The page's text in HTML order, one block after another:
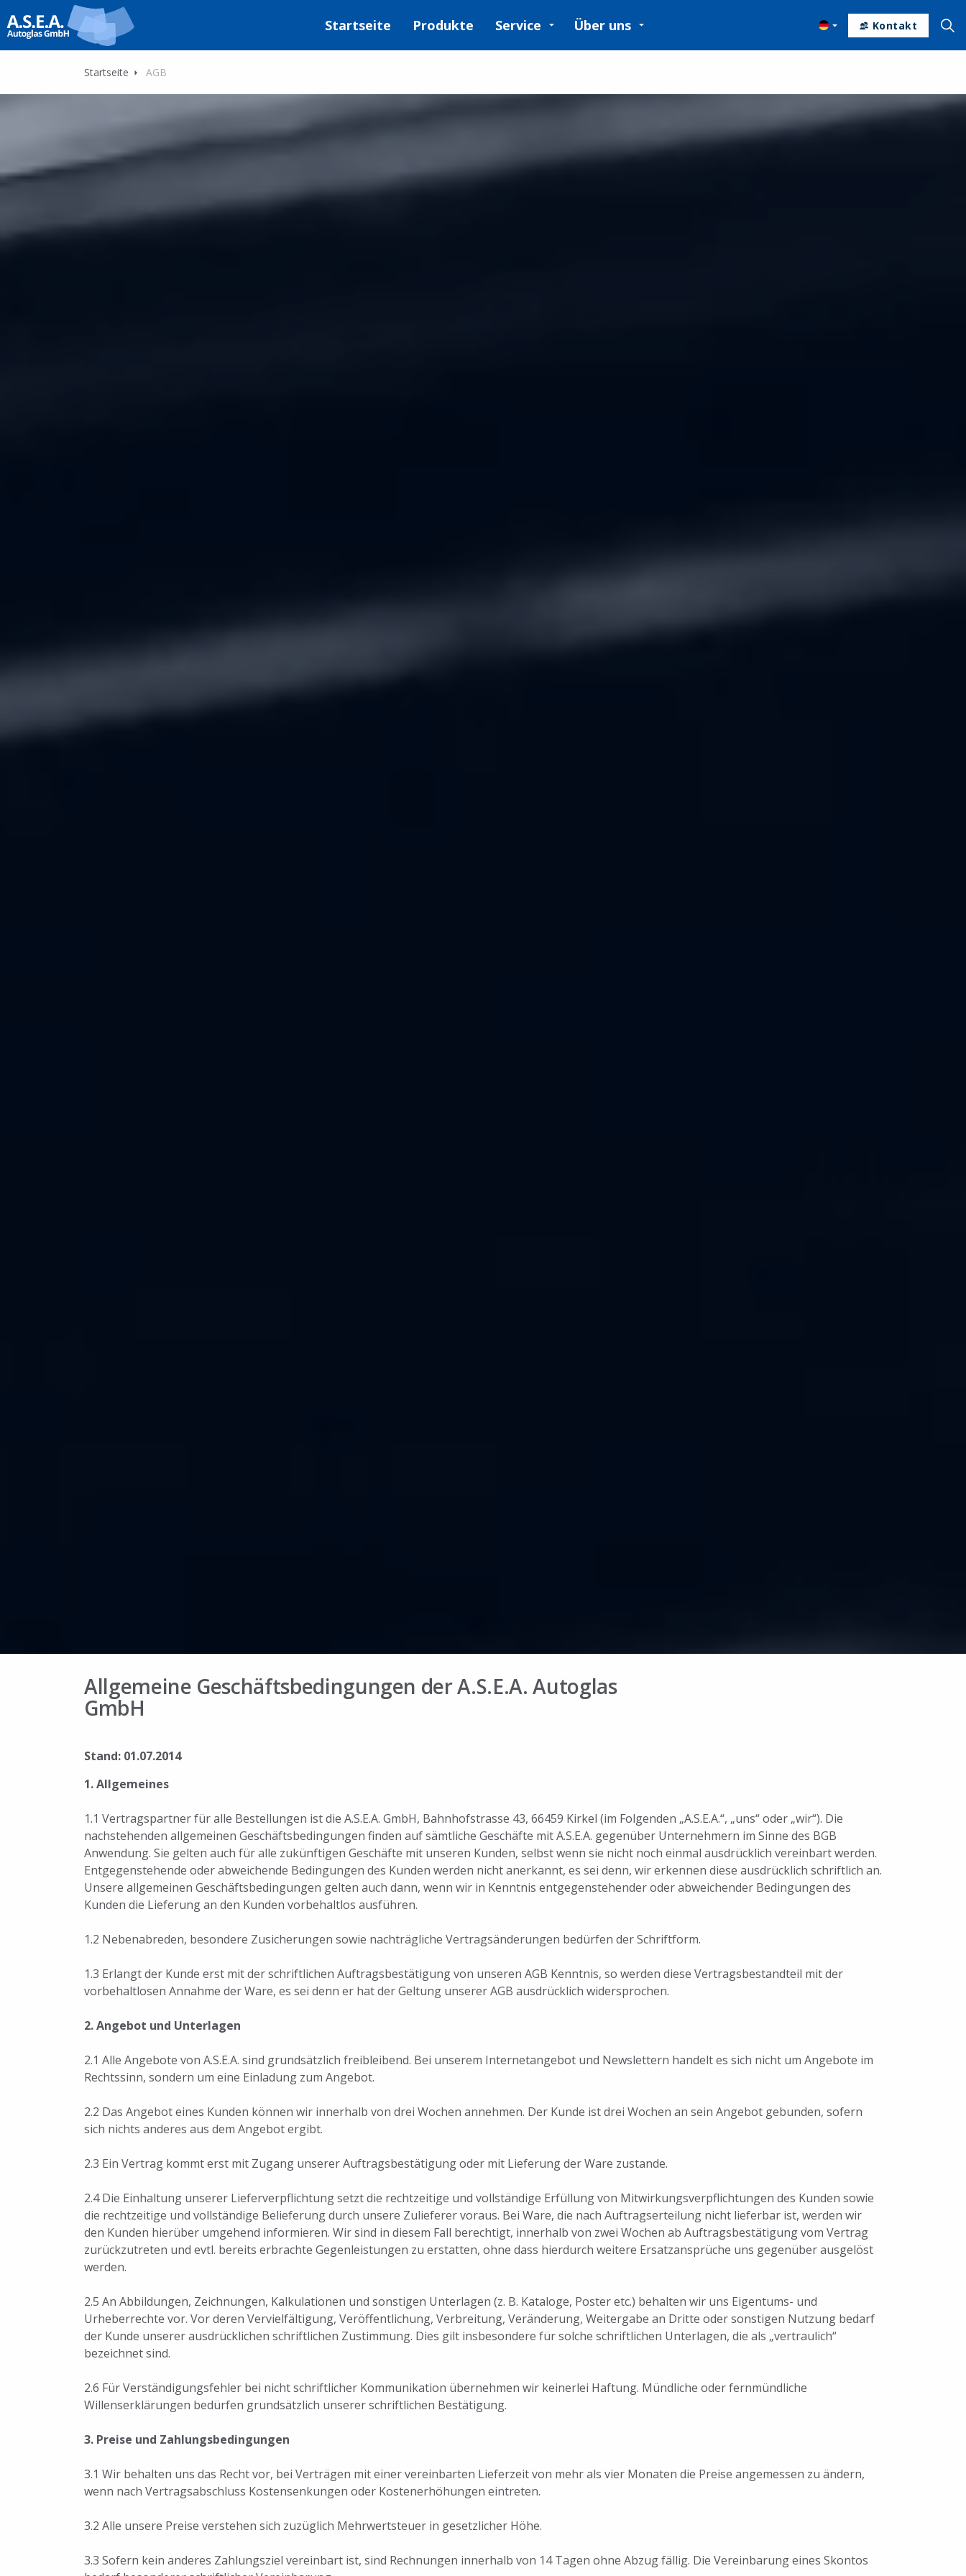
Startseite Produkte Service Über uns Kontakt
Startseite AGB
Allgemeine Geschäftsbedingungen der A.S.E.A. Autoglas
GmbH
Stand: 01.07.2014
1. Allgemeines
1.1 Vertragspartner für alle Bestellungen ist die A.S.E.A. GmbH, Bahnhofstrasse 43, 66459 Kirkel (im Folgenden „A.S.E.A.“, „uns“ oder „wir“). Die
nachstehenden allgemeinen Geschäftsbedingungen finden auf sämtliche Geschäfte mit A.S.E.A. gegenüber Unternehmern im Sinne des BGB
Anwendung. Sie gelten auch für alle zukünftigen Geschäfte mit unseren Kunden, selbst wenn sie nicht noch einmal ausdrücklich vereinbart werden.
Entgegenstehende oder abweichende Bedingungen des Kunden werden nicht anerkannt, es sei denn, wir erkennen diese ausdrücklich schriftlich an.
Unsere allgemeinen Geschäftsbedingungen gelten auch dann, wenn wir in Kenntnis entgegenstehender oder abweichender Bedingungen des
Kunden die Lieferung an den Kunden vorbehaltlos ausführen.
1.2 Nebenabreden, besondere Zusicherungen sowie nachträgliche Vertragsänderungen bedürfen der Schriftform.
1.3 Erlangt der Kunde erst mit der schriftlichen Auftragsbestätigung von unseren AGB Kenntnis, so werden diese Vertragsbestandteil mit der
vorbehaltlosen Annahme der Ware, es sei denn er hat der Geltung unserer AGB ausdrücklich widersprochen.
2. Angebot und Unterlagen
2.1 Alle Angebote von A.S.E.A. sind grundsätzlich freibleibend. Bei unserem Internetangebot und Newslettern handelt es sich nicht um Angebote im
Rechtssinn, sondern um eine Einladung zum Angebot.
2.2 Das Angebot eines Kunden können wir innerhalb von drei Wochen annehmen. Der Kunde ist drei Wochen an sein Angebot gebunden, sofern
sich nichts anderes aus dem Angebot ergibt.
2.3 Ein Vertrag kommt erst mit Zugang unserer Auftragsbestätigung oder mit Lieferung der Ware zustande.
2.4 Die Einhaltung unserer Lieferverpflichtung setzt die rechtzeitige und vollständige Erfüllung von Mitwirkungsverpflichtungen des Kunden sowie
die rechtzeitige und vollständige Belieferung durch unsere Zulieferer voraus. Bei Ware, die nach Auftragserteilung nicht lieferbar ist, werden wir
den Kunden hierüber umgehend informieren. Wir sind in diesem Fall berechtigt, innerhalb von zwei Wochen ab Auftragsbestätigung vom Vertrag
zurückzutreten und evtl. bereits erbrachte Gegenleistungen zu erstatten, ohne dass hierdurch weitere Ersatzansprüche uns gegenüber ausgelöst
werden.
2.5 An Abbildungen, Zeichnungen, Kalkulationen und sonstigen Unterlagen (z. B. Kataloge, Poster etc.) behalten wir uns Eigentums- und
Urheberrechte vor. Vor deren Vervielfältigung, Veröffentlichung, Verbreitung, Veränderung, Weitergabe an Dritte oder sonstigen Nutzung bedarf
der Kunde unserer ausdrücklichen schriftlichen Zustimmung. Dies gilt insbesondere für solche schriftlichen Unterlagen, die als „vertraulich“
bezeichnet sind.
2.6 Für Verständigungsfehler bei nicht schriftlicher Kommunikation übernehmen wir keinerlei Haftung. Mündliche oder fernmündliche
Willenserklärungen bedürfen grundsätzlich unserer schriftlichen Bestätigung.
3. Preise und Zahlungsbedingungen
3.1 Wir behalten uns das Recht vor, bei Verträgen mit einer vereinbarten Lieferzeit von mehr als vier Monaten die Preise angemessen zu ändern,
wenn nach Vertragsabschluss Kostensenkungen oder Kostenerhöhungen eintreten.
3.2 Alle unsere Preise verstehen sich zuzüglich Mehrwertsteuer in gesetzlicher Höhe.
3.3 Sofern kein anderes Zahlungsziel vereinbart ist, sind Rechnungen innerhalb von 14 Tagen ohne Abzug fällig. Die Vereinbarung eines Skontos